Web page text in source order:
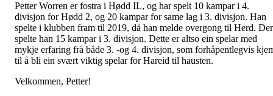
Petter Worren er fostra i Hødd IL, og har spelt 10 kampar i 4.
divisjon for Hødd 2, og 20 kampar for same lag i 3. divisjon. Han
spelte i klubben fram til 2019, då han melde overgong til Herd. Der
spelte han 15 kampar i 3. divisjon. Dette er altso ein spelar med
mykje erfaring frå både 3. -og 4. divisjon, som forhåpentlegvis
til å bli ein svært viktig spelar for Hareid til hausten.
Velkommen, Petter!